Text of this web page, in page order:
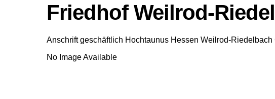
Friedhof Weilrod-
Anschrift geschäftlich Hochtaunus Hessen Weilrod-Riedelbach
No Image Available